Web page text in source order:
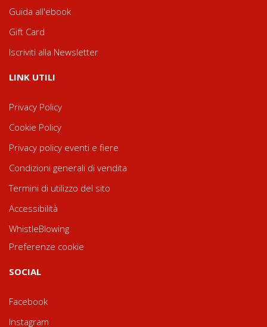
Guida all'ebook
Gift Card
Iscriviti alla Newsletter
LINK UTILI
Privacy Policy
Cookie Policy
Privacy policy eventi e fiere
Condizioni generali di vendita
Termini di utilizzo del sito
Accessibilità
WhistleBlowing
Preferenze cookie
SOCIAL
Facebook
Instagram